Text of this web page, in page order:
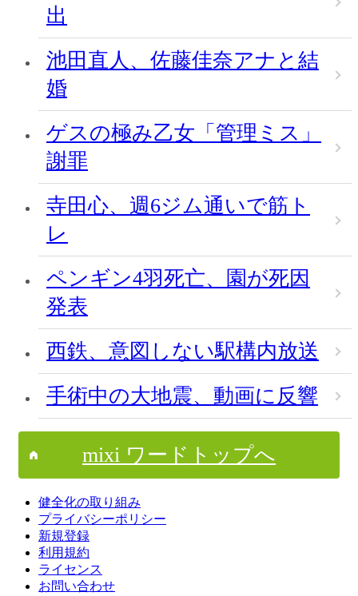
出
池田直人、佐藤佳奈アナと結
婚
ゲスの極み乙女「管理ミス」
謝罪
寺田心、週6ジム通いで筋ト
レ
ペンギン4羽死亡、園が死因
発表
西鉄、意図しない駅構内放送
手術中の大地震、動画に反響
mixi ワードトップへ
健全化の取り組み
プライバシーポリシー
新規登録
利用規約
ライセンス
お問い合わせ